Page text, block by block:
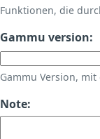
Funktionen, die
Gammu version:
Gammu Version,
Note: